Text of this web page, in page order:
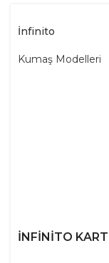
İnfinito
Kumaş Modelleri
İNFINITO